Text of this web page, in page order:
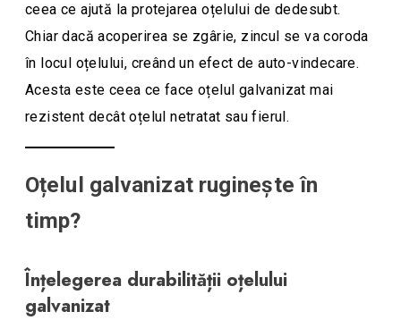
ceea ce ajută la protejarea oțelului de dedesubt.
Chiar dacă acoperirea se zgârie, zincul se va coroda
în locul oțelului, creând un efect de auto-vindecare.
Acesta este ceea ce face oțelul galvanizat mai
rezistent decât oțelul netratat sau fierul.
Oțelul galvanizat ruginește în
timp?
Înțelegerea durabilității oțelului
galvanizat